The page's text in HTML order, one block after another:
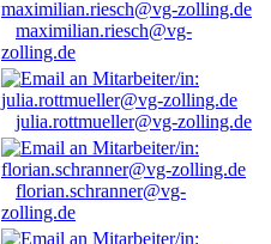
maximilian.riesch@vg-
zolling.de
julia.rottmueller@vg-zolling.de
florian.schranner@vg-
zolling.de